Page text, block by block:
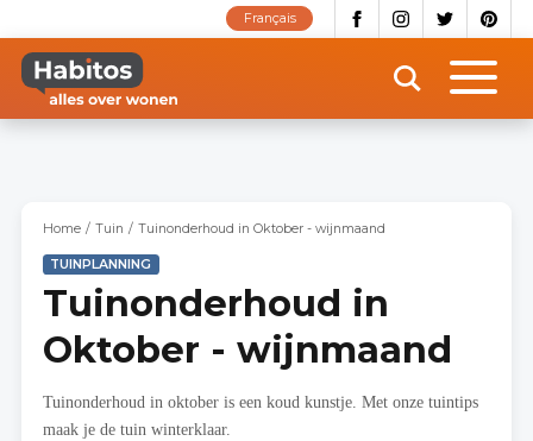
naar
inhoud
gaan
Français
Home Tuin Tuinonderhoud in Oktober - wijnmaand
TUINPLANNING
Tuinonderhoud in
Oktober - wijnmaand
Tuinonderhoud in oktober is een koud kunstje. Met onze tuintips
maak je de tuin winterklaar.